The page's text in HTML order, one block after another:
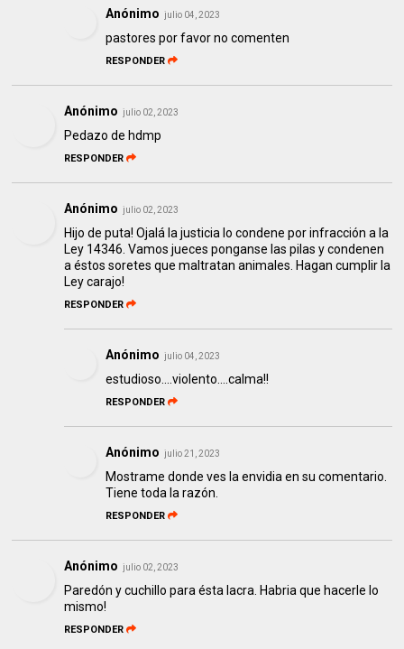
Anónimo julio 04, 2023
pastores por favor no comenten
RESPONDER
Anónimo julio 02, 2023
Pedazo de hdmp
RESPONDER
Anónimo julio 02, 2023
Hijo de puta! Ojalá la justicia lo condene por infracción a la
Ley 14346. Vamos jueces ponganse las pilas y condenen
a éstos soretes que maltratan animales. Hagan cumplir la
Ley carajo!
RESPONDER
Anónimo julio 04, 2023
estudioso....violento....calma!!
RESPONDER
Anónimo julio 21, 2023
Mostrame donde ves la envidia en su comentario.
Tiene toda la razón.
RESPONDER
Anónimo julio 02, 2023
Paredón y cuchillo para ésta lacra. Habria que hacerle lo
mismo!
RESPONDER